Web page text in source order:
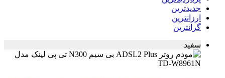
جدیدترین
ارزانترین
گرانترین
سفید